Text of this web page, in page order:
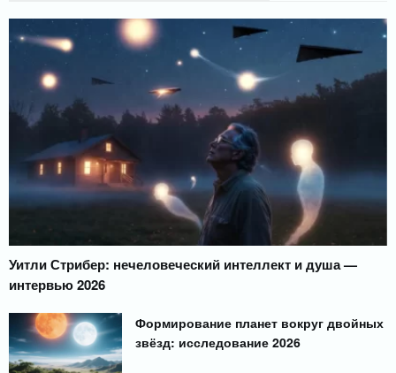
Уитли Стрибер: нечеловеческий интеллект и душа —
интервью 2026
Формирование планет вокруг двойных
звёзд: исследование 2026